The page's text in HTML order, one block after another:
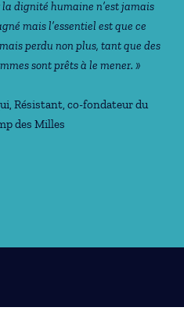
dignité humaine n’est jamais
mais l’essentiel est que ce
perdu non plus, tant que des
sont prêts à le mener. »
, Résistant, co-fondateur du
des Milles